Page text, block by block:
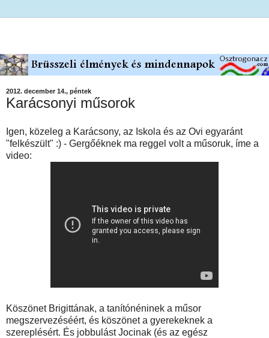
2012. december 14., péntek
Karácsonyi műsorok
Igen, közeleg a Karácsony, az Iskola és az Ovi egyaránt
"felkészült" :) - Gergőéknek ma reggel volt a műsoruk, íme a
video:
Köszönet Brigittának, a tanítónéninek a műsor
megszervezéséért, és köszönet a gyerekeknek a
szereplésért. És jobbulást Jocinak (és az egész